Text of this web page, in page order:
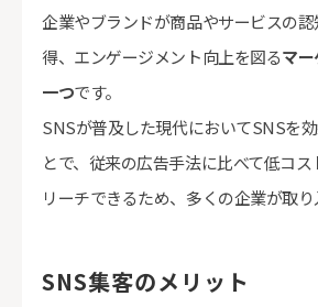
企業やブランドが商品やサービスの
得、エンゲージメント向上を図るマ
一つです。
SNSが普及した現代においてSNSを
とで、従来の広告手法に比べて低コ
リーチできるため、多くの企業が取り
SNS集客のメリット